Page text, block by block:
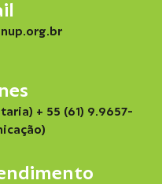
+ 55 (61) 9.9657-